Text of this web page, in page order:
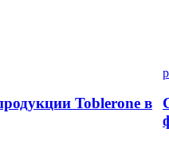
Toblerone в